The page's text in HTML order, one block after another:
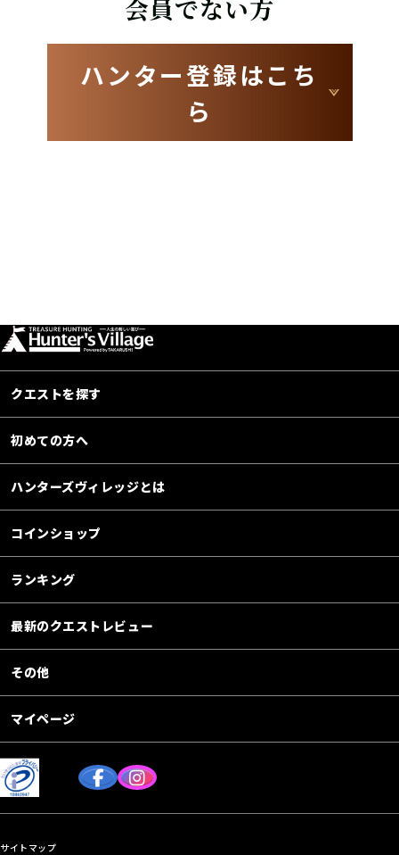
会員でない方
ハンター登録はこち
ら
クエストを探す
初めての方へ
ハンターズヴィレッジとは
コインショップ
ランキング
最新のクエストレビュー
その他
マイページ
サイトマップ